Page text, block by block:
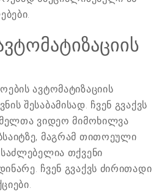
ავტომატიზაციის
შესაბამისად. ჩვენ გვაქვს
ვიდეო მიმოხილვა
მაგრამ თითოეული
თქვენი
ჩვენ გვაქვს ძირითადი